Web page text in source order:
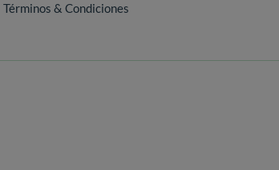
Términos & Condiciones